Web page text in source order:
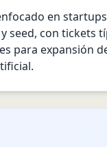
en
con tickets
para expansión